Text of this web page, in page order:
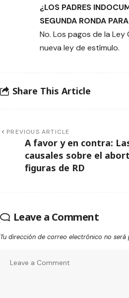
¿LOS PADRES
SEGUNDA RONDA
No. Los pagos de la
nueva ley de estímulo.
Share This Article
PREVIOUS ARTICLE
A favor y en contra:
causales sobre el
figuras de RD
Leave a Comment
Tu dirección de correo electrónico no será